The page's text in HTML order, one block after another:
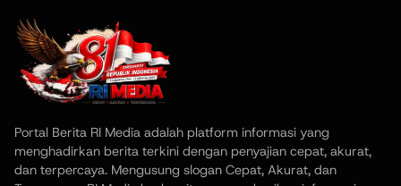
Portal Berita RI Media adalah platform informasi yang
menghadirkan berita terkini dengan penyajian cepat, akurat,
dan terpercaya. Mengusung slogan Cepat, Akurat, dan